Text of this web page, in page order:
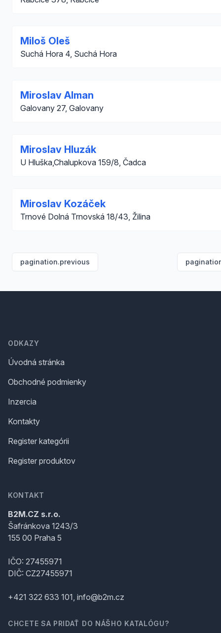
Miloš Oleš
Suchá Hora 4, Suchá Hora
Miroslav Alman
Galovany 27, Galovany
Miroslav Hluzák
U Hluška,Chalupkova 159/8, Čadca
Miroslav Kozáček
Trnové Dolná Trnovská 18/43, Žilina
pagination.previous
ODKAZY
Úvodná stránka
Obchodné podmienky
Inzercia
Kontakty
Register kategórii
Register produktov
KONTAKT
B2M.CZ s.r.o.
Šafránkova 1243/3
155 00 Praha 5
IČO: 27455971
DIČ: CZ27455971
+421 322 633 101, info@b2m.cz
CHCETE SA PRIDAŤ DO NÁŠHO KATALÓGU?